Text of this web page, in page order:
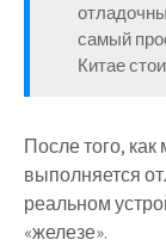
самый
Китае
После того,
выполняется
реальном
«железе».